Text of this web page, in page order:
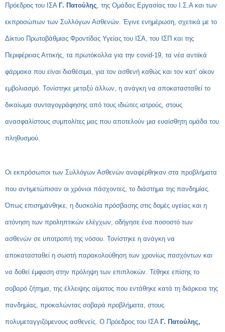
Πρόεδρος του ΙΣΑ Γ. Πατούλης, της Ομάδας Εργασίας του Ι.Σ.Α και των
εκπροσώπων των Συλλόγων Ασθενών. Έγινε ενημέρωση, σχετικά με το
Δίκτυο Πρωτοβάθμιας Φροντίδας Υγείας του ΙΣΑ, του ΙΣΠ και της
Περιφέρειας Αττικής, τα πρωτόκολλα για την covid-19, τα νέα αντιϊκά
φάρμακα που είναι διαθέσιμα, για τον ασθενή καθώς και τον κατ’ οίκον
εμβολιασμό. Τονίστηκε μεταξύ άλλων, η ανάγκη να αποκατασταθεί το
δικαίωμα συνταγογράφησης από τους ιδιώτες ιατρούς, στους
ανασφαλίστους συμπολίτες μας που αποτελούν μια ευαίσθητη ομάδα του
πληθυσμού.
Οι εκπρόσωποι των Συλλόγων Ασθενών αναφέρθηκαν στα προβλήματα
που αντιμετώπισαν οι χρόνιοι πάσχοντες, το διάστημα της πανδημίας.
Όπως επισημάνθηκε, η δυσκολία πρόσβασης στις δομές υγείας και η
ατόνηση των προληπτικών ελέγχων, οδήγησε ένα ποσοστό των
ασθενών σε υποτροπή της νόσου. Τονίστηκε η ανάγκη να
αποκατασταθεί η σωστή παρακολούθηση των χρονίως πασχόντων και
να δοθεί έμφαση στην πρόληψη των επιπλοκών. Τέθηκε επίσης το
σοβαρό ζήτημα, της έλλειψης αίματος που εντάθηκε κατά τη διάρκεια της
πανδημίας, προκαλώντας σοβαρά προβλήματα, στους
πολυμεταγγιζόμενους ασθενείς. Ο Πρόεδρος του ΙΣΑ Γ. Πατούλης,